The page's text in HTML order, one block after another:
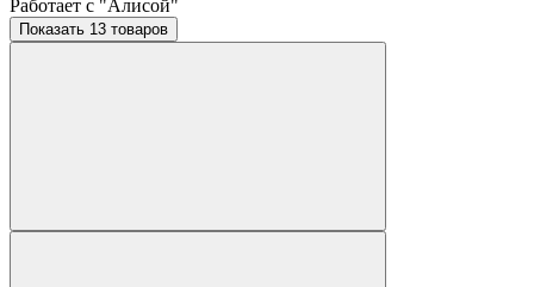
Работает с "Алисой"
Показать 13 товаров